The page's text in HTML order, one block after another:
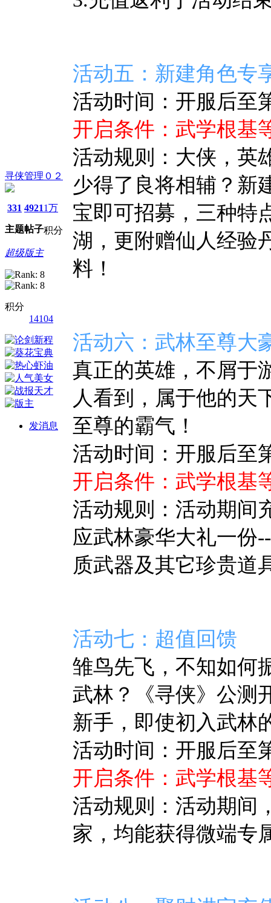
寻侠管理０２
331
主题
4921
帖子
1万
积分
超级版主
积分
14104
发消息
活动五：新建角色专
活动时间：开服后至
开启条件：武学根基
活动规则：大侠，英
少得了良将相辅？新
宝即可招募，三种特
湖，更附赠仙人经验
料！
活动六：武林至尊大
真正的英雄，不屑于
人看到，属于他的天
至尊的霸气！
活动时间：开服后至
开启条件：武学根基
活动规则：活动期间
应武林豪华大礼一份
质武器及其它珍贵道
活动七：超值回馈
雏鸟先飞，不知如何
武林？《寻侠》公测
新手，即使初入武林
活动时间：开服后至
开启条件：武学根基
活动规则：活动期间
家，均能获得微端专